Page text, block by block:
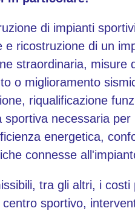
di impianti
e ricostruzione di un
straordinaria, misure
o miglioramento
riqualificazione
sportiva necessaria
energetica,
connesse
tra gli altri, i
sportivo,